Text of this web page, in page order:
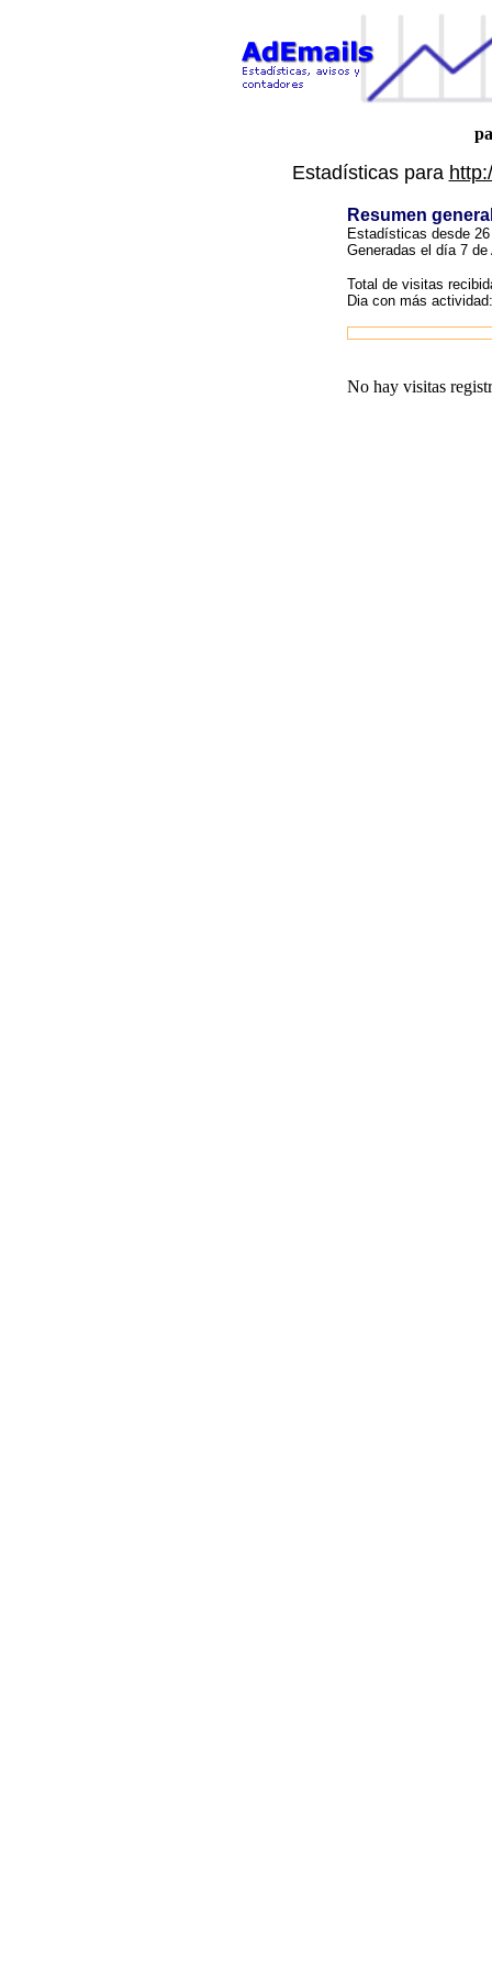
Estadísticas para
Resumen
Estadísticas desde
Generadas el día 7
Total de visitas
Dia con más actividad:
No hay visitas